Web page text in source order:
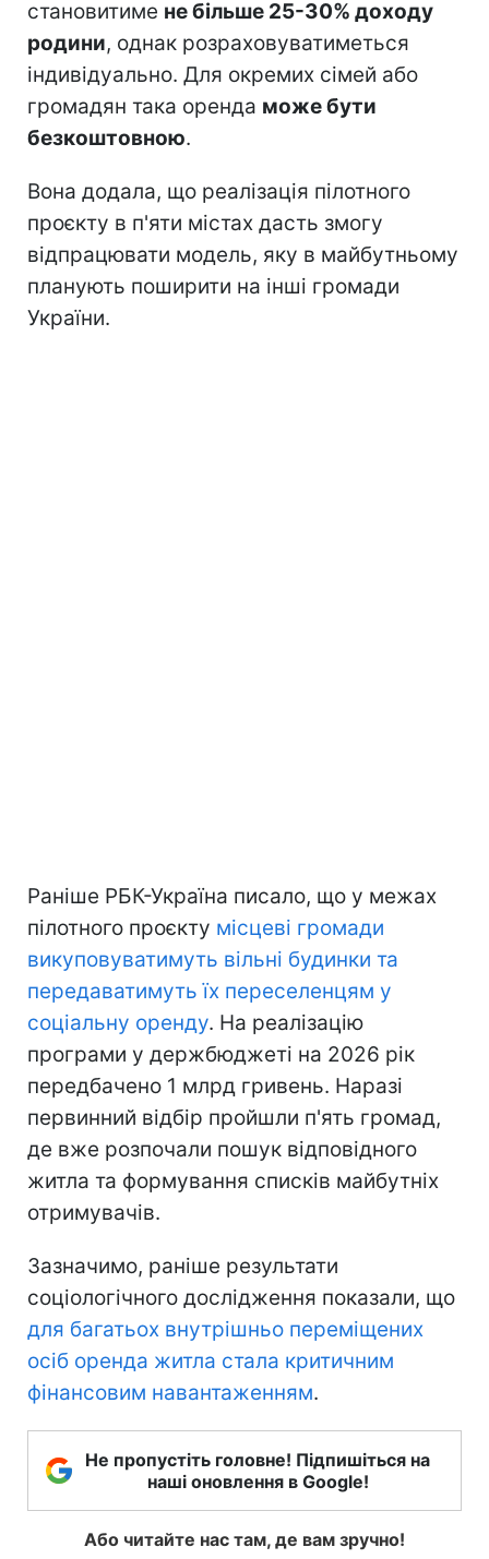
становитиме не більше 25-30% доходу
родини, однак розраховуватиметься
індивідуально. Для окремих сімей або
громадян така оренда може бути
безкоштовною.
Вона додала, що реалізація пілотного
проєкту в п'яти містах дасть змогу
відпрацювати модель, яку в майбутньому
планують поширити на інші громади
України.
Раніше РБК-Україна писало, що у межах
пілотного проєкту місцеві громади
викуповуватимуть вільні будинки та
передаватимуть їх переселенцям у
соціальну оренду. На реалізацію
програми у держбюджеті на 2026 рік
передбачено 1 млрд гривень. Наразі
первинний відбір пройшли п'ять громад,
де вже розпочали пошук відповідного
житла та формування списків майбутніх
отримувачів.
Зазначимо, раніше результати
соціологічного дослідження показали, що
для багатьох внутрішньо переміщених
осіб оренда житла стала критичним
фінансовим навантаженням.
Не пропустіть головне! Підпишіться на
наші оновлення в Google!
Або читайте нас там, де вам зручно!